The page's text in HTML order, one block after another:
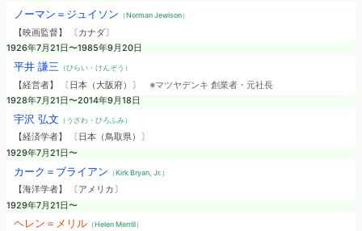
ノーマン＝ジュイソン （Norman Jewison）
【映画監督】 〔カナダ〕
1926年7月21日〜1985年9月20日
平井 謙三 （ひらい・けんぞう）
【経営者】 〔日本（大阪府）〕 ※マツヤデンキ 創業者・元社長
1928年7月21日〜2014年9月18日
宇沢 弘文 （うざわ・ひろふみ）
【経済学者】 〔日本（鳥取県）〕
1929年7月21日〜
カーク＝ブライアン （Kirk Bryan, Jr.）
【海洋学者】 〔アメリカ〕
1929年7月21日〜
ヘレン＝メリル（Helen Merrill）